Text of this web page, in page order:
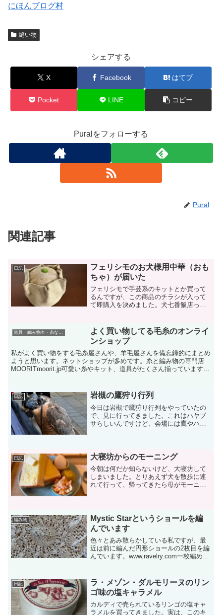
にほんブログ村
縫い物
シェアする
X Facebook はてブ
Pocket LINE コピー
Puralをフォローする
Pural
関連記事
日記
フェリシモのお犬様用中華（おも
ちゃ）が届いた
フェリシモで手芸系のキットとか買って
るんですが、この商品のチラシが入って
て即購入を決めました。犬七番飯店って
ですね。どれもいいんだけど、個人的に
はラーメンが凄くいい...
よく買い物してる毛糸のオンライ
ンショップ
私がよく買い物をする毛糸屋さんや、羊毛屋さんを備忘録的にまとめ
ようと思います。ネットショップが多めです。糸と編み物の専門店
MOORITmoorit.jp可愛い糸やキット、道具がたくさん揃っています。
日記 岩槻の鷹狩り行列
今日は岩槻で鷹狩り行列をやっていたの
で、見に行ってきました。これはハヤブ
サらしいんですけど、会場には鷹やハヤ
いく放鷹術をやってました...
日記 大寝坊からのモーニング
今朝は何だか知らないけど、大寝坊して
しまいました。とりあえず犬を散歩に連
れて行って、帰ってきたら母がモーニン
お得！トースト意外...
編み物
Mystic Starというショールを編
んでいます
色々とあみ散らかしている私ですが、最
近は前に編んだ円形ショールの2枚目を編
んでいます。www.ravelry.com一枚編めた
ね…。それで、別の糸を使ってもう一枚
編み始めま...
日記
ラ・メゾン・ダルモリーヌのリン
ゴ味の塩キャラメル
カルディで売られているリンゴの塩キャ
ラメルを買ってきました。実は、このキ